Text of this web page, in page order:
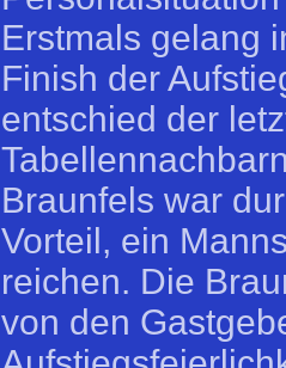
Erstmals gelang
Finish der
entschied der
Braunfels war
Vorteil, ein
reichen. Die
von den